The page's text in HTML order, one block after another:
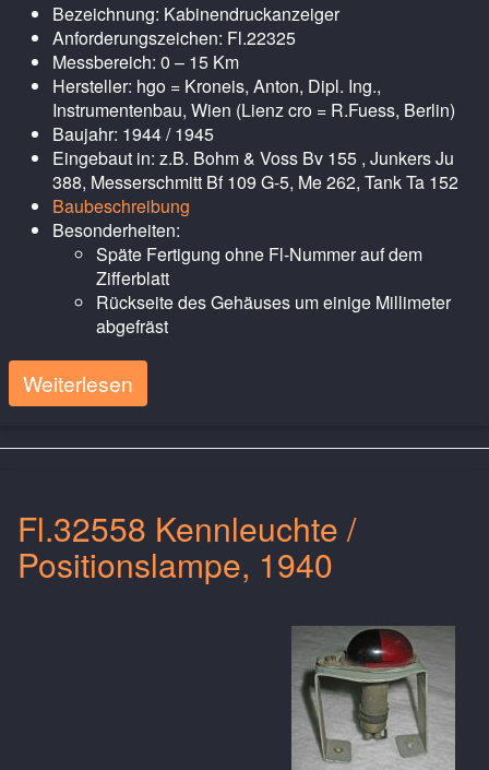
Bezeichnung: Kabinendruckanzeiger
Anforderungszeichen: Fl.22325
Messbereich: 0 – 15 Km
Hersteller: hgo = Kroneis, Anton, Dipl. Ing.,
Instrumentenbau, Wien (Lienz cro = R.Fuess, Berlin)
Baujahr: 1944 / 1945
Eingebaut in: z.B. Bohm & Voss Bv 155 , Junkers Ju
388, Messerschmitt Bf 109 G-5, Me 262, Tank Ta 152
Baubeschreibung
Besonderheiten:
Späte Fertigung ohne Fl-Nummer auf dem
Zifferblatt
Rückseite des Gehäuses um einige Millimeter
abgefräst
Weiterlesen
Fl.32558 Kennleuchte /
Positionslampe, 1940